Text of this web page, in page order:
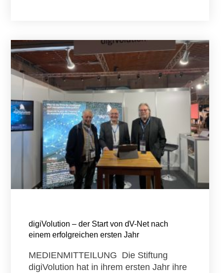
digiVolution – der Start von dV-Net nach
einem erfolgreichen ersten Jahr
MEDIENMITTEILUNG Die Stiftung
digiVolution hat in ihrem ersten Jahr ihre